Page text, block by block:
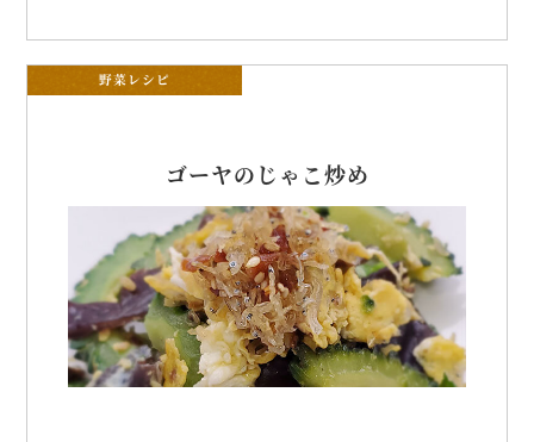
野菜レシピ
ゴーヤのじゃこ炒め